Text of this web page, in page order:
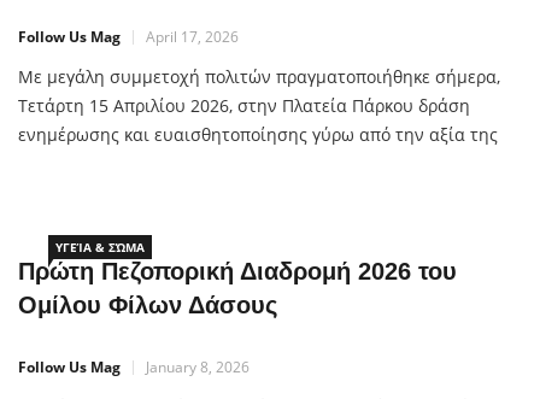
Follow Us Mag April 17, 2026
Με μεγάλη συμμετοχή πολιτών πραγματοποιήθηκε σήμερα,
Τετάρτη 15 Απριλίου 2026, στην Πλατεία Πάρκου δράση
ενημέρωσης και ευαισθητοποίησης γύρω από την αξία της
ΥΓΕΊΑ & ΣΏΜΑ
Πρώτη Πεζοπορική Διαδρομή 2026 του
Ομίλου Φίλων Δάσους
Follow Us Mag January 8, 2026